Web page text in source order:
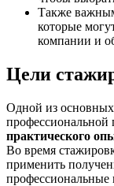
Также
которые
компании и
Цели
Одной из
профессиональной
практического
Во время
применить
профессиональные